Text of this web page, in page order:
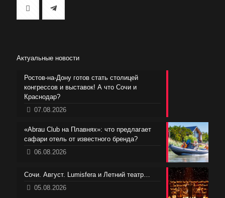
Актуальные новости
Ростов-на-Дону готов стать столицей
конгрессов и выставок! А что Сочи и
Краснодар?
07.08.2026
«Abrau Club на Плавнях»: что предлагает
сафари отель от известного бренда?
06.08.2026
Сочи. Август. Lumisfera и Летний театр…
05.08.2026